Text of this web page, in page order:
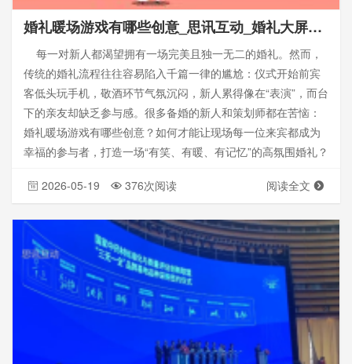
婚礼暖场游戏有哪些创意_思讯互动_婚礼大屏互动
每一对新人都渴望拥有一场完美且独一无二的婚礼。然而，
传统的婚礼流程往往容易陷入千篇一律的尴尬：仪式开始前宾
客低头玩手机，敬酒环节气氛沉闷，新人累得像在“表演”，而台
下的亲友却缺乏参与感。很多备婚的新人和策划师都在苦恼：
婚礼暖场游戏有哪些创意？如何才能让现场每一位来宾都成为
幸福的参与者，打造一场“有笑、有暖、有记忆”的高氛围婚礼？
2026-05-19 376次阅读 阅读全文